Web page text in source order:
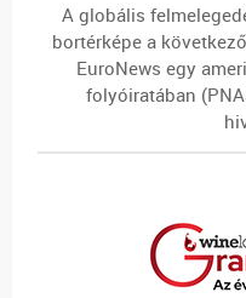
A globális
bortérképe a
EuroNews egy
folyóiratában